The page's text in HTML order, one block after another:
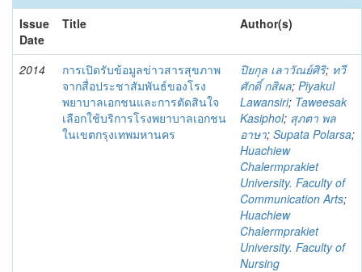
Issue
Date
Title Author(s)
2014
การเปิดรับข้อมูลข่าวสารสุขภาพ
จากสื่อประชาสัมพันธ์ของโรง
พยาบาลเอกชนและการตัดสินใจ
เลือกใช้บริการโรงพยาบาลเอกชน
ในเขตกรุงเทพมหานคร
ปิยกุล เลาวัณย์ศิริ; ทวี
ศักดิ์ กสิผล; Piyakul
Lawansiri; Taweesak
Kasiphol; สุภตา พล
อาษา; Supata Polarsa;
Huachiew
Chalermprakiet
University. Faculty of
Communication Arts;
Huachiew
Chalermprakiet
University. Faculty of
Nursing